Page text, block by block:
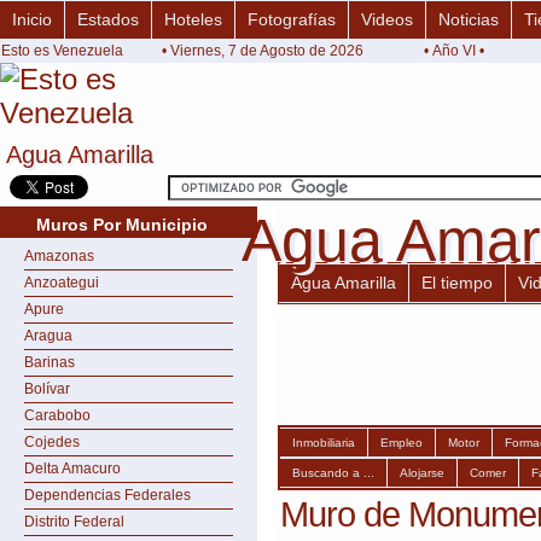
Agua Amarilla
Agua Amarilla
Inicio Estados Hoteles Fotografías Videos Noticias
Esto es Venezuela • Viernes, 7 de Agosto de 2026 • Año VI •
Muros Por Municipio
Amazonas
Anzoategui
Apure
Aragua
Barinas
Bolívar
Carabobo
Cojedes
Delta Amacuro
Dependencias Federales
Distrito Federal
Agua
Agua
Agua Amarilla El tiempo
Inmobiliaria Empleo Motor
Buscando a ... Alojarse Comer
Muro de